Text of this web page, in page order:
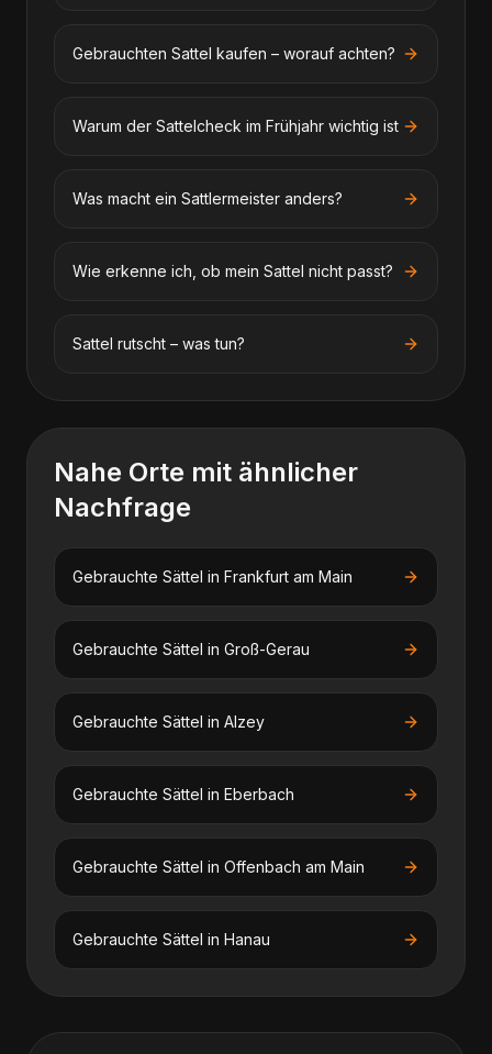
Gebrauchten Sattel kaufen – worauf achten?
Warum der Sattelcheck im Frühjahr wichtig ist
Was macht ein Sattlermeister anders?
Wie erkenne ich, ob mein Sattel nicht passt?
Sattel rutscht – was tun?
Nahe Orte mit ähnlicher
Nachfrage
Gebrauchte Sättel in Frankfurt am Main
Gebrauchte Sättel in Groß-Gerau
Gebrauchte Sättel in Alzey
Gebrauchte Sättel in Eberbach
Gebrauchte Sättel in Offenbach am Main
Gebrauchte Sättel in Hanau